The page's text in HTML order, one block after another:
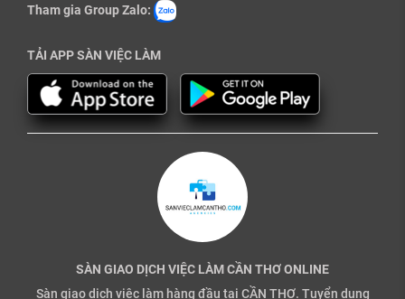
Tham gia Group Zalo:
TẢI APP SÀN VIỆC LÀM
SÀN GIAO DỊCH VIỆC LÀM CẦN THƠ ONLINE
Sàn giao dịch việc làm hàng đầu tại CẦN THƠ. Tuyển dụng